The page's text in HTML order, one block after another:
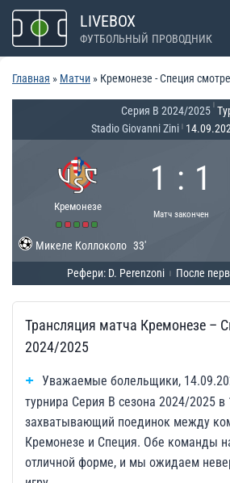
Перейти
содержимому
LIVEBOX
ФУТБОЛЬНЫЙ ПРОВОДНИК
Главная » Матчи » Кремонезе - Специя
Серия B 2024/2025
Stadio Giovanni Zini
Кремонезе
1 : 1
Матч закончен
Микеле Коллоколо 33'
Рефери: D. Perenzoni После
Трансляция матча Кремонезе –
2024/2025
Уважаемые болельщики,
турнира Серия B сезона 2024/2025 в
захватывающий поединок между
Кремонезе и Специя. Обе команды
отличной форме, и мы ожидаем